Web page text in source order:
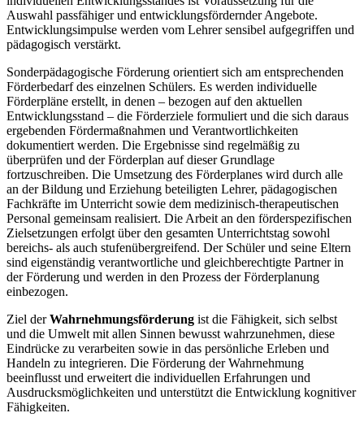
Auswahl passfähiger und entwicklungsfördernder Angebote.
Entwicklungsimpulse werden vom Lehrer sensibel aufgegriffen und
pädagogisch verstärkt.
Sonderpädagogische Förderung orientiert sich am entsprechenden
Förderbedarf des einzelnen Schülers. Es werden individuelle
Förderpläne erstellt, in denen – bezogen auf den aktuellen
Entwicklungsstand – die Förderziele formuliert und die sich daraus
ergebenden Fördermaßnahmen und Verantwortlichkeiten
dokumentiert werden. Die Ergebnisse sind regelmäßig zu
überprüfen und der Förderplan auf dieser Grundlage
fortzuschreiben. Die Umsetzung des Förderplanes wird durch alle
an der Bildung und Erziehung beteiligten Lehrer, pädagogischen
Fachkräfte im Unterricht sowie dem medizinisch-therapeutischen
Personal gemeinsam realisiert. Die Arbeit an den förderspezifischen
Zielsetzungen erfolgt über den gesamten Unterrichtstag sowohl
bereichs- als auch stufenübergreifend. Der Schüler und seine Eltern
sind eigenständig verantwortliche und gleichberechtigte Partner in
der Förderung und werden in den Prozess der Förderplanung
einbezogen.
Ziel derWahrnehmungsförderung ist die Fähigkeit, sich selbst
und die Umwelt mit allen Sinnen bewusst wahrzunehmen, diese
Eindrücke zu verarbeiten sowie in das persönliche Erleben und
Handeln zu integrieren. Die Förderung der Wahrnehmung
beeinflusst und erweitert die individuellen Erfahrungen und
Ausdrucksmöglichkeiten und unterstützt die Entwicklung kognitiver
Fähigkeiten.